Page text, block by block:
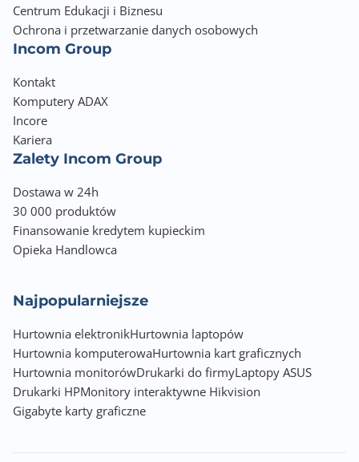
Centrum Edukacji i Biznesu
Ochrona i przetwarzanie danych osobowych
Incom Group
Kontakt
Komputery ADAX
Incore
Kariera
Zalety Incom Group
Dostawa w 24h
30 000 produktów
Finansowanie kredytem kupieckim
Opieka Handlowca
Najpopularniejsze
Hurtownia elektronikHurtownia laptopów
Hurtownia komputerowaHurtownia kart graficznych
Hurtownia monitorówDrukarki do firmyLaptopy ASUS
Drukarki HPMonitory interaktywne Hikvision
Gigabyte karty graficzne